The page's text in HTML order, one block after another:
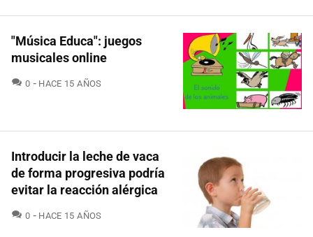
"Música Educa": juegos
musicales online
0 COMENTARIOS
HACE 15 AÑOS
Introducir la leche de vaca
de forma progresiva podría
evitar la reacción alérgica
0 COMENTARIOS
HACE 15 AÑOS